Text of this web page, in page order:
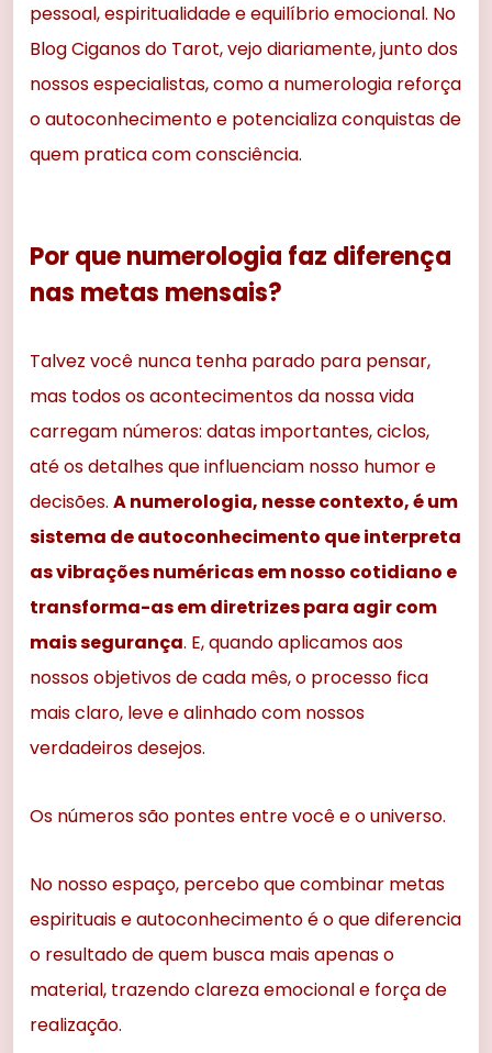
pessoal, espiritualidade e equilíbrio emocional. No
Blog Ciganos do Tarot, vejo diariamente, junto dos
nossos especialistas, como a numerologia reforça
o autoconhecimento e potencializa conquistas de
quem pratica com consciência.
Por que numerologia faz diferença
nas metas mensais?
Talvez você nunca tenha parado para pensar,
mas todos os acontecimentos da nossa vida
carregam números: datas importantes, ciclos,
até os detalhes que influenciam nosso humor e
decisões. A numerologia, nesse contexto, é um
sistema de autoconhecimento que interpreta
as vibrações numéricas em nosso cotidiano e
transforma-as em diretrizes para agir com
mais segurança. E, quando aplicamos aos
nossos objetivos de cada mês, o processo fica
mais claro, leve e alinhado com nossos
verdadeiros desejos.
Os números são pontes entre você e o universo.
No nosso espaço, percebo que combinar metas
espirituais e autoconhecimento é o que diferencia
o resultado de quem busca mais apenas o
material, trazendo clareza emocional e força de
realização.